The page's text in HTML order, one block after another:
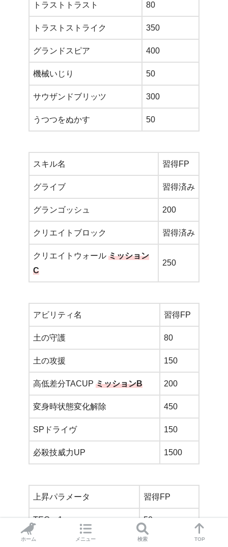
トラストトラスト 80
トラストストライク 350
グランドスピア 400
機械いじり 50
サウザンドブリッツ 300
うつつをぬかす 50
スキル名 習得FP
グライブ 習得済み
グランゴッシュ 200
クリエイトブロック 習得済み
クリエイトウォール ミッション
C
250
アビリティ名 習得FP
土の守護 80
土の攻援 150
高低差分TACUP ミッションB 200
変身時状態変化解除 450
SPドライヴ 150
必殺技威力UP 1500
上昇パラメータ 習得FP
TEC＋1 50
TEC＋2 200
ホーム メニュー 検索 TOP